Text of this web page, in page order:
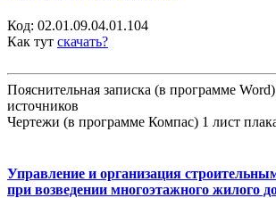
Код: 02.01.09.04.01.104
Как тут скачать?
Пояснительная записка (в программе
источников
Чертежи (в программе Компас) 1 лист
Управление и организация
при возведении многоэтажного жилого